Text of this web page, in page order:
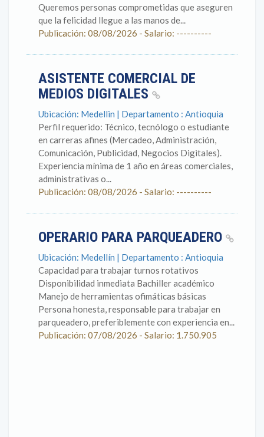
Queremos personas comprometidas que aseguren
que la felicidad llegue a las manos de...
Publicación: 08/08/2026 - Salario: ----------
ASISTENTE COMERCIAL DE
MEDIOS DIGITALES
Ubicación: Medellin | Departamento : Antioquia
Perfil requerido: Técnico, tecnólogo o estudiante
en carreras afines (Mercadeo, Administración,
Comunicación, Publicidad, Negocios Digitales).
Experiencia mínima de 1 año en áreas comerciales,
administrativas o...
Publicación: 08/08/2026 - Salario: ----------
OPERARIO PARA PARQUEADERO
Ubicación: Medellín | Departamento : Antioquia
Capacidad para trabajar turnos rotativos
Disponibilidad inmediata Bachiller académico
Manejo de herramientas ofimáticas básicas
Persona honesta, responsable para trabajar en
parqueadero, preferiblemente con experiencia en...
Publicación: 07/08/2026 - Salario: 1.750.905